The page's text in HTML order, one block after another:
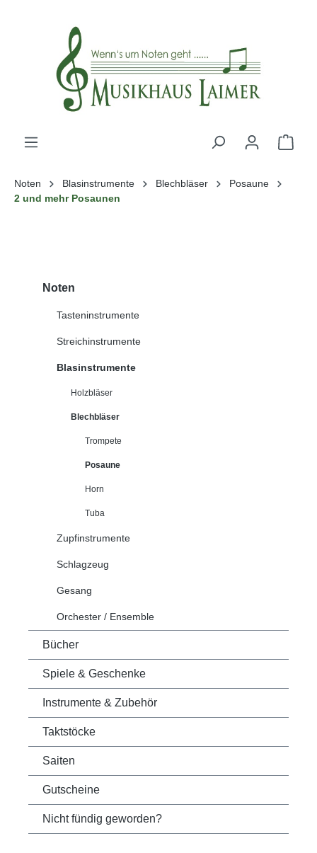
Noten Blasinstrumente Blechbläser
Posaune
2 und mehr Posaunen
Noten
Tasteninstrumente
Streichinstrumente
Blasinstrumente
Holzbläser
Blechbläser
Trompete
Posaune
Horn
Tuba
Zupfinstrumente
Schlagzeug
Gesang
Orchester / Ensemble
Bücher
Spiele & Geschenke
Instrumente & Zubehör
Taktstöcke
Saiten
Gutscheine
Nicht fündig geworden?